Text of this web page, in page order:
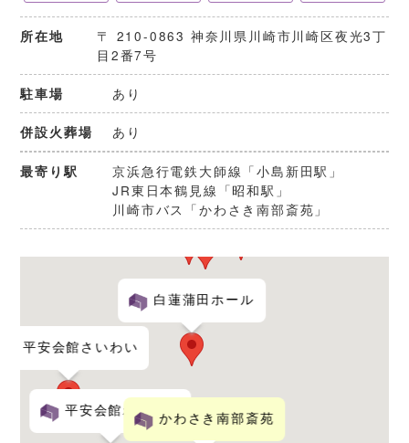
所在地
〒 210-0863 神奈川県川崎市川崎区夜光3丁
目2番7号
駐車場 あり
併設火葬場 あり
最寄り駅
京浜急行電鉄大師線「小島新田駅」
JR東日本鶴見線「昭和駅」
川崎市バス「かわさき南部斎苑」
白蓮蒲田ホール
密厳院会館
平安会館わたりだ
平和の森会館
平安会館さいわい
かわさき南部斎苑
臨海斎場